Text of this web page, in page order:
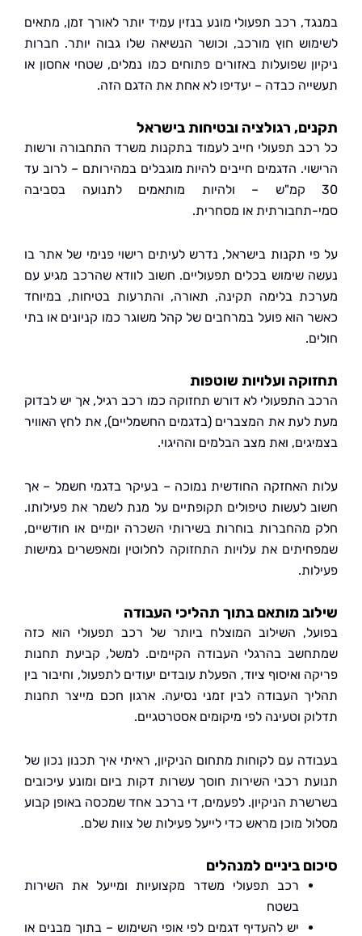
רכב תפעולי מונע בנזין עמיד יותר לאורך זמן, מתאים
חוץ מורכב, וכושר הנשיאה שלו גבוה יותר. חברות
שפועלות באזורים פתוחים כמו נמלים, שטחי אחסון או
כבדה – יעדיפו לא אחת את הדגם הזה.
רגולציה ובטיחות בישראל
תפעולי חייב לעמוד בתקנות משרד התחבורה ורשות
הדגמים חייבים להיות מוגבלים במהירותם – לרוב עד
קמ"ש – ולהיות מותאמים לתנועה בסביבה
או מסחרית.
תקנות בישראל, נדרש לעיתים רישוי פנימי של אתר בו
שימוש בכלים תפעוליים. חשוב לוודא שהרכב מגיע עם
בלימה תקינה, תאורה, והתרעות בטיחות, במיוחד
הוא פועל במרחבים של קהל משוגר כמו קניונים או בתי
ועלויות שוטפות
התפעולי לא דורש תחזוקה כמו רכב רגיל, אך יש לבדוק
את המצברים (בדגמים החשמליים), את לחץ האוויר
ואת מצב הבלמים וההיגוי.
האחזקה החודשית נמוכה – בעיקר בדגמי חשמל – אך
לעשות טיפולים תקופתיים על מנת לשמר את פעילותו.
בוחרות בשירותי השכרה יומיים או חודשיים,
את עלויות התחזוקה לחלוטין ומאפשרים גמישות
מותאם בתוך תהליכי העבודה
השילוב המוצלח ביותר של רכב תפעולי הוא כזה
בהרגלי העבודה הקיימים. למשל, קביעת תחנות
ואיסוף ציוד, הפעלת עובדים יעודים לתפעול, וחיבור בין
העבודה לבין זמני נסיעה. ארגון חכם מייצר תחנות
וטעינה לפי מיקומים אסטרטגיים.
עם לקוחות מתחום הניקיון, ראיתי איך תכנון נכון של
רכבי השירות חוסך עשרות דקות ביום ומונע עיכובים
הניקיון. לפעמים, די ברכב אחד שמכסה באופן קבוע
מוכן מראש כדי לייעל פעילות של צוות שלם.
ביניים למנהלים
רכב תפעולי משדר מקצועיות ומייעל את השירות
יש להעדיף דגמים לפי אופי השימוש – בתוך מבנים או